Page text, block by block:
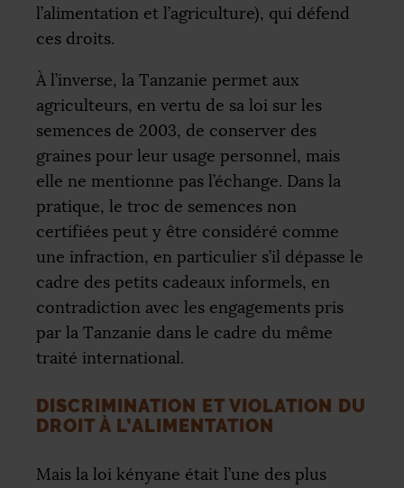
l’alimentation et l’agriculture), qui défend
ces droits.
À l’inverse, la Tanzanie permet aux
agriculteurs, en vertu de sa loi sur les
semences de 2003, de conserver des
graines pour leur usage personnel, mais
elle ne mentionne pas l’échange. Dans la
pratique, le troc de semences non
certifiées peut y être considéré comme
une infraction, en particulier s’il dépasse le
cadre des petits cadeaux informels, en
contradiction avec les engagements pris
par la Tanzanie dans le cadre du même
traité international.
DISCRIMINATION ET VIOLATION DU
DROIT À L’ALIMENTATION
Mais la loi kényane était l’une des plus